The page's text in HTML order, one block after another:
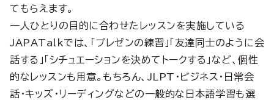
てもらえます。
一人ひとりの目的に合わせたレッスンを実施している
JAPATalkでは、「プレゼンの練習」「友達同士のように会
話する」「シチュエーションを決めてトークする」など、個性
的なレッスンも用意。もちろん、JLPT・ビジネス・日常会
話・キッズ・リーディングなどの一般的な日本語学習も選